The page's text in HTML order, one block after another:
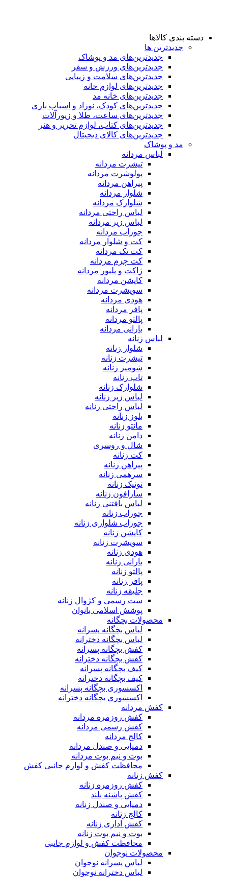
دسته بندی کالاها
جدیدترین ها
جدید‌ترین‌های مد و پوشاک
جدید‌ترین‌های ورزش و سفر
جدید‌ترین‌های سلامت و زیبایی
جدید‌ترین‌های لوازم خانه
جدیدترین‌های خانه مد
جدید‌ترین‌های کودک، نوزاد و اسباب بازی
جدید‌ترین‌های ساعت، طلا و زیورآلات
جدید‌ترین‌های کتاب، لوازم تحریر و هنر
جدید‌ترین‌های کالای دیجیتال
مد و پوشاک
لباس مردانه
تیشرت مردانه
پولوشرت مردانه
پیراهن مردانه
شلوار مردانه
شلوارک مردانه
لباس راحتی مردانه
لباس زیر مردانه
جوراب مردانه
کت و شلوار مردانه
کت تک مردانه
کت چرم مردانه
ژاکت و پلیور مردانه
کاپشن مردانه
سویشرت مردانه
هودی مردانه
پافر مردانه
پالتو مردانه
بارانی مردانه
لباس زنانه
شلوار زنانه
تیشرت زنانه
شومیز زنانه
تاپ زنانه
شلوارک زنانه
لباس زیر زنانه
لباس راحتی زنانه
بلوز زنانه
مانتو زنانه
دامن زنانه
شال و روسری
کت زنانه
پیراهن زنانه
سرهمی زنانه
تونیک زنانه
سارافون زنانه
لباس بافتنی زنانه
جوراب زنانه
جوراب شلواری زنانه
کاپشن زنانه
سویشرت زنانه
هودی زنانه
بارانی زنانه
پالتو زنانه
پافر زنانه
جلیقه زنانه
ست رسمی و کژوال زنانه
پوشش اسلامی بانوان
محصولات بچگانه
لباس بچگانه پسرانه
لباس بچگانه دخترانه
کفش بچگانه پسرانه
کفش بچگانه دخترانه
کیف بچگانه پسرانه
کیف بچگانه دخترانه
اکسسوری بچگانه پسرانه
اکسسوری بچگانه دخترانه
کفش مردانه
کفش روزمره مردانه
کفش رسمی مردانه
کالج مردانه
دمپایی و صندل مردانه
بوت و نیم بوت مردانه
محافظت کفش و لوازم جانبی کفش
کفش زنانه
کفش روزمره زنانه
کفش پاشنه بلند
دمپایی و صندل زنانه
کالج زنانه
کفش اداری زنانه
بوت و نیم بوت زنانه
محافظت کفش و لوازم جانبی
محصولات نوجوان
لباس پسرانه نوجوان
لباس دخترانه نوجوان